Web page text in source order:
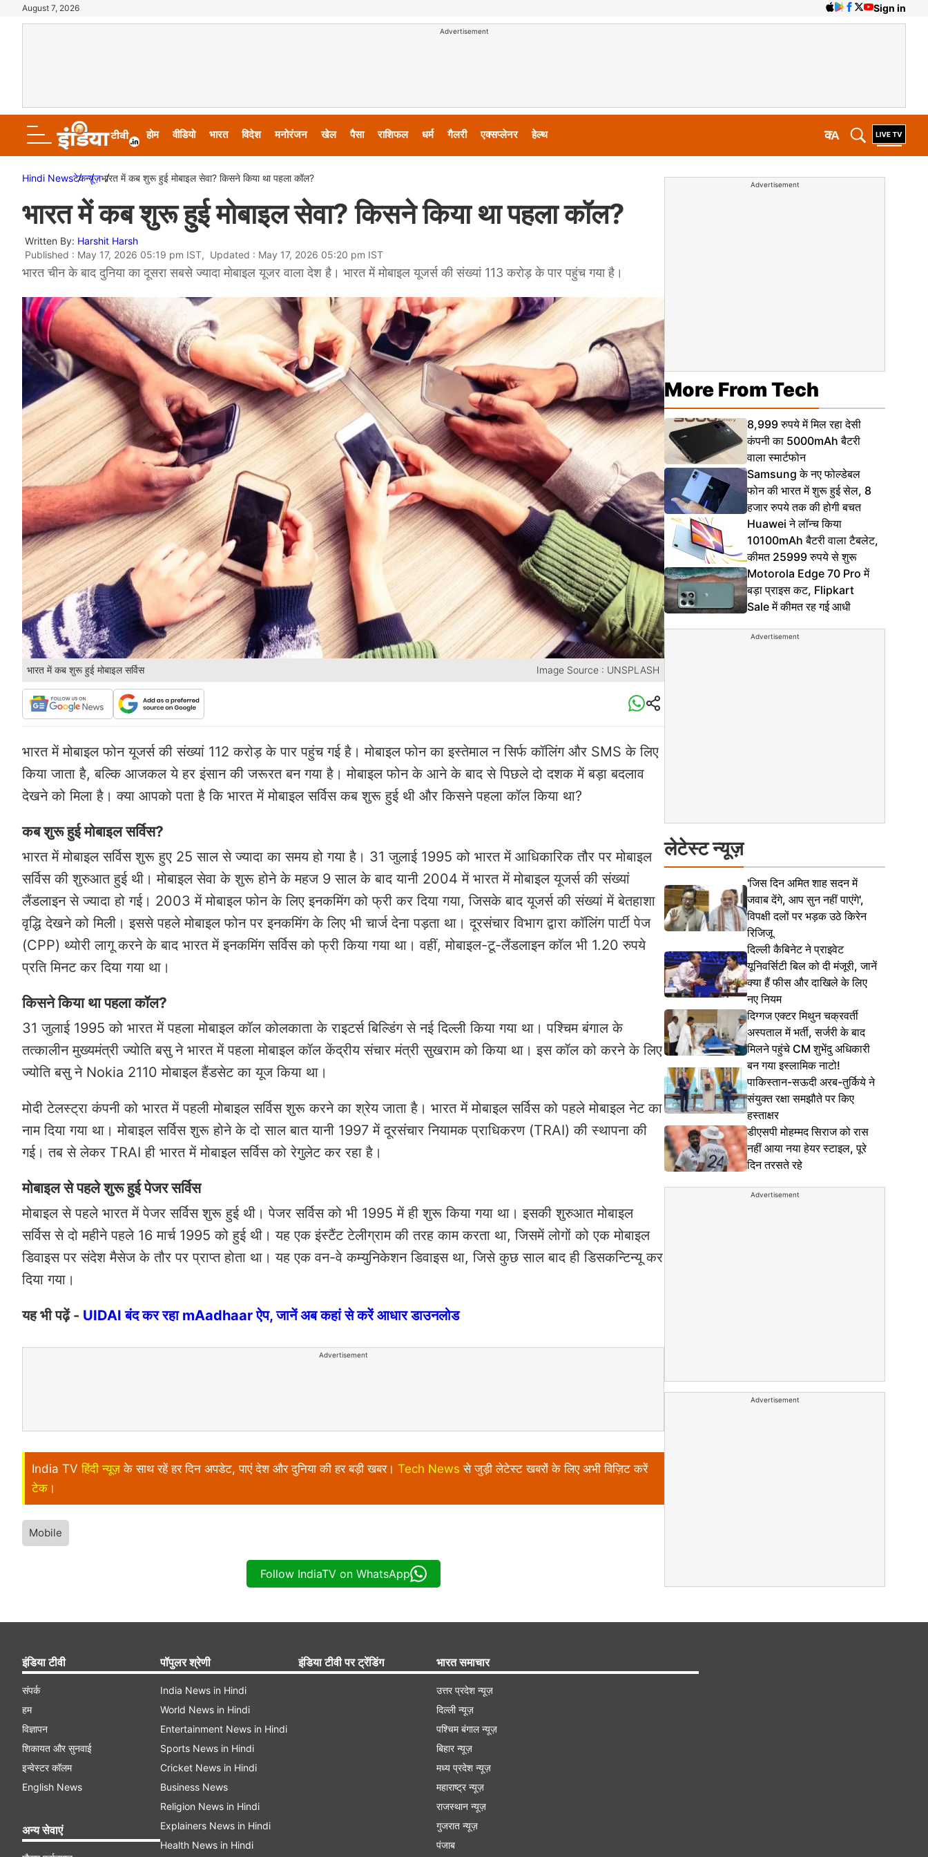
August 7, 2026 Sign in
Advertisement
होम वीडियो भारत विदेश मनोरंजन खेल पैसा राशिफल धर्म गैलरी एक्सप्लेनर हेल्थ A
क
Hindi Newsटेकन्यूज़भारत में कब शुरू हुई मोबाइल सेवा? किसने किया था पहला कॉल?
भारत में कब शुरू हुई मोबाइल सेवा? किसने किया था पहला कॉल?
Written By: Harshit Harsh
Published : May 17, 2026 05:19 pm IST, Updated : May 17, 2026 05:20 pm IST
भारत चीन के बाद दुनिया का दूसरा सबसे ज्यादा मोबाइल यूजर वाला देश है। भारत में मोबाइल यूजर्स की संख्यां 113 करोड़ के पार पहुंच गया है।
भारत में कब शुरू हुई मोबाइल सर्विस Image Source : UNSPLASH
भारत में मोबाइल फोन यूजर्स की संख्यां 112 करोड़ के पार पहुंच गई है। मोबाइल फोन का इस्तेमाल न सिर्फ कॉलिंग और SMS के लिए
किया जाता है, बल्कि आजकल ये हर इंसान की जरूरत बन गया है। मोबाइल फोन के आने के बाद से पिछले दो दशक में बड़ा बदलाव
देखने को मिला है। क्या आपको पता है कि भारत में मोबाइल सर्विस कब शुरू हुई थी और किसने पहला कॉल किया था?
कब शुरू हुई मोबाइल सर्विस?
भारत में मोबाइल सर्विस शुरू हुए 25 साल से ज्यादा का समय हो गया है। 31 जुलाई 1995 को भारत में आधिकारिक तौर पर मोबाइल
सर्विस की शुरुआत हुई थी। मोबाइल सेवा के शुरू होने के महज 9 साल के बाद यानी 2004 में भारत में मोबाइल यूजर्स की संख्यां
लैंडलाइन से ज्यादा हो गई। 2003 में मोबाइल फोन के लिए इनकमिंग को फ्री कर दिया गया, जिसके बाद यूजर्स की संख्यां में बेतहाशा
वृद्धि देखने को मिली। इससे पहले मोबाइल फोन पर इनकमिंग के लिए भी चार्ज देना पड़ता था। दूरसंचार विभाग द्वारा कॉलिंग पार्टी पेज
(CPP) थ्योरी लागू करने के बाद भारत में इनकमिंग सर्विस को फ्री किया गया था। वहीं, मोबाइल-टू-लैंडलाइन कॉल भी 1.20 रुपये
प्रति मिनट कर दिया गया था।
किसने किया था पहला कॉल?
31 जुलाई 1995 को भारत में पहला मोबाइल कॉल कोलकाता के राइटर्स बिल्डिंग से नई दिल्ली किया गया था। पश्चिम बंगाल के
तत्कालीन मुख्यमंत्री ज्योति बसु ने भारत में पहला मोबाइल कॉल केंद्रीय संचार मंत्री सुखराम को किया था। इस कॉल को करने के लिए
ज्योति बसु ने Nokia 2110 मोबाइल हैंडसेट का यूज किया था।
मोदी टेलस्ट्रा कंपनी को भारत में पहली मोबाइल सर्विस शुरू करने का श्रेय जाता है। भारत में मोबाइल सर्विस को पहले मोबाइल नेट का
नाम दिया गया था। मोबाइल सर्विस शुरू होने के दो साल बात यानी 1997 में दूरसंचार नियामक प्राधिकरण (TRAI) की स्थापना की
गई। तब से लेकर TRAI ही भारत में मोबाइल सर्विस को रेगुलेट कर रहा है।
मोबाइल से पहले शुरू हुई पेजर सर्विस
मोबाइल से पहले भारत में पेजर सर्विस शुरू हुई थी। पेजर सर्विस को भी 1995 में ही शुरू किया गया था। इसकी शुरुआत मोबाइल
सर्विस से दो महीने पहले 16 मार्च 1995 को हुई थी। यह एक इंस्टैंट टेलीग्राम की तरह काम करता था, जिसमें लोगों को एक मोबाइल
डिवाइस पर संदेश मैसेज के तौर पर प्राप्त होता था। यह एक वन-वे कम्युनिकेशन डिवाइस था, जिसे कुछ साल बाद ही डिसकन्टिन्यू कर
दिया गया।
यह भी पढ़ें - UIDAI बंद कर रहा mAadhaar ऐप, जानें अब कहां से करें आधार डाउनलोड
Advertisement
India TV हिंदी न्यूज़ के साथ रहें हर दिन अपडेट, पाएं देश और दुनिया की हर बड़ी खबर। Tech News से जुड़ी लेटेस्ट खबरों के लिए अभी विज़िट करें
टेक ।
Mobile
Follow IndiaTV on WhatsApp
Advertisement
More From Tech
8,999 रुपये में मिल रहा देसी
कंपनी का 5000mAh बैटरी
वाला स्मार्टफोन
Samsung के नए फोल्डेबल
फोन की भारत में शुरू हुई सेल, 8
हजार रुपये तक की होगी बचत
Huawei ने लॉन्च किया
10100mAh बैटरी वाला टैबलेट,
कीमत 25999 रुपये से शुरू
Motorola Edge 70 Pro में
बड़ा प्राइस कट, Flipkart
Sale में कीमत रह गई आधी
Advertisement
लेटेस्ट न्यूज़
'जिस दिन अमित शाह सदन में
जवाब देंगे, आप सुन नहीं पाएंगे',
विपक्षी दलों पर भड़क उठे किरेन
रिजिजू
दिल्ली कैबिनेट ने प्राइवेट
यूनिवर्सिटी बिल को दी मंजूरी, जानें
क्या हैं फीस और दाखिले के लिए
नए नियम
दिग्गज एक्टर मिथुन चक्रवर्ती
अस्पताल में भर्ती, सर्जरी के बाद
मिलने पहुंचे CM शुभेंदु अधिकारी
बन गया इस्लामिक नाटो!
पाकिस्तान-सऊदी अरब-तुर्किये ने
संयुक्त रक्षा समझौते पर किए
हस्ताक्षर
डीएसपी मोहम्मद सिराज को रास
नहीं आया नया हेयर स्टाइल, पूरे
दिन तरसते रहे
Advertisement
Advertisement
इंडिया टीवी
संपर्क
हम
विज्ञापन
शिकायत और सुनवाई
इन्वेस्टर कॉलम
English News
अन्य सेवाएं
पॉपुलर श्रेणी
India News in Hindi
World News in Hindi
Entertainment News in Hindi
Sports News in Hindi
Cricket News in Hindi
Business News
Religion News in Hindi
Explainers News in Hindi
Health News in Hindi
इंडिया टीवी पर ट्रेंडिंग भारत समाचार
उत्तर प्रदेश न्यूज़
दिल्ली न्यूज़
पश्चिम बंगाल न्यूज़
बिहार न्यूज़
मध्य प्रदेश न्यूज़
महाराष्ट्र न्यूज़
राजस्थान न्यूज़
गुजरात न्यूज़
पंजाब